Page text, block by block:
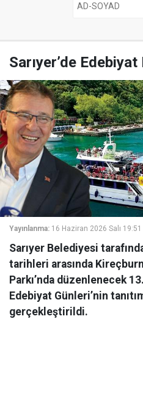
Sarıyer’de
Yayınlanma: 16 Haziran 2026 Salı 19:51
Sarıyer Belediyesi
tarihleri arasında
Parkı’nda düzenlenecek
Edebiyat Günleri’nin
gerçekleştirildi.